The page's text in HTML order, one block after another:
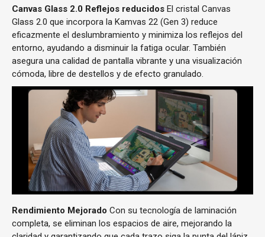
Canvas Glass 2.0 Reflejos reducidos El cristal Canvas
Glass 2.0 que incorpora la Kamvas 22 (Gen 3) reduce
eficazmente el deslumbramiento y minimiza los reflejos del
entorno, ayudando a disminuir la fatiga ocular. También
asegura una calidad de pantalla vibrante y una visualización
cómoda, libre de destellos y de efecto granulado.
Rendimiento Mejorado Con su tecnología de laminación
completa, se eliminan los espacios de aire, mejorando la